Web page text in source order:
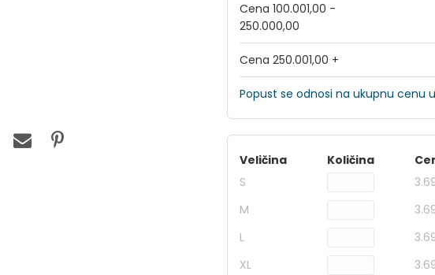
Cena 100.001,00 -
250.000,00
Cena 250.001,00 +
Popust se odnosi na ukupnu cenu
Veličina Količina
S
M
L
XL